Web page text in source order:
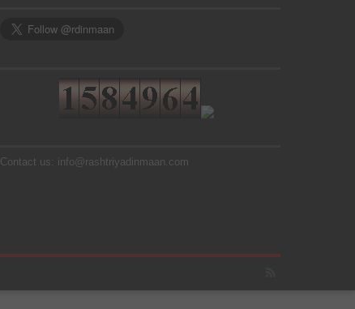
Contact us: info@rashtriyadinmaan.com